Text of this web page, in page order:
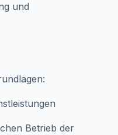
und
Betrieb der